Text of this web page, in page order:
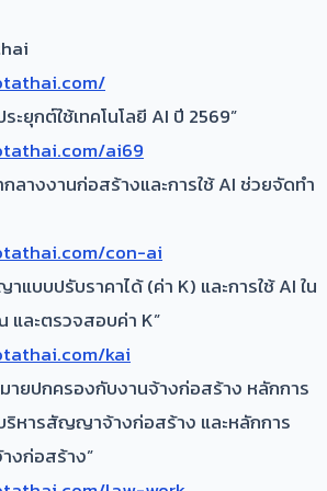
ะยุกต์ใช้เทคโนโลยี AI ปี 2569”
ai69
ลางงานก่อสร้างและการใช้ AI ช่วยจัดทำ
con-ai
แบบปรับราคาได้ (ค่า K) และการใช้ AI ใน
และตรวจสอบค่า K”
kai
ายปกครองกับงานจ้างก่อสร้าง หลักการ
ริหารสัญญาจ้างก่อสร้าง และหลักการ
งก่อสร้าง”